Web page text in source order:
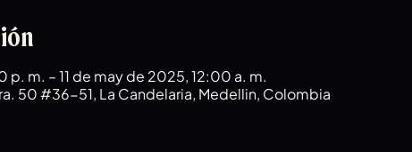
m. – 11 de may de 2025, 12:00 a. m.
50 #36-51, La Candelaria, Medellin, Colombia